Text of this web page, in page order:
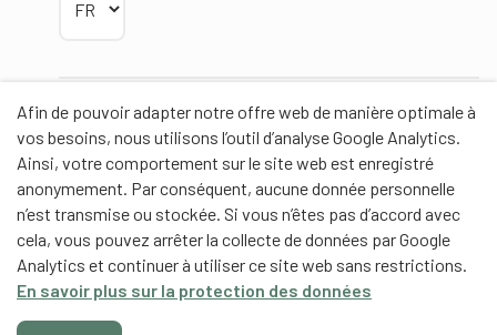
Afin de pouvoir adapter notre offre web de manière optimale à
vos besoins, nous utilisons l’outil d’analyse Google Analytics.
Ainsi, votre comportement sur le site web est enregistré
anonymement. Par conséquent, aucune donnée personnelle
n’est transmise ou stockée. Si vous n’êtes pas d’accord avec
cela, vous pouvez arrêter la collecte de données par Google
Analytics et continuer à utiliser ce site web sans restrictions.
En savoir plus sur la protection des données
Partenaires
Partenaires de contenus
Haute école fédérale de sport de Macolin HEFSM